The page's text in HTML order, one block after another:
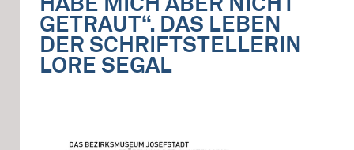
GETRAUT“. DAS LEBEN
DER SCHRIFTSTELLERIN
LORE SEGAL